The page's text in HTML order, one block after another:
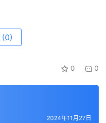
(0)
0 0
2024年11月27日